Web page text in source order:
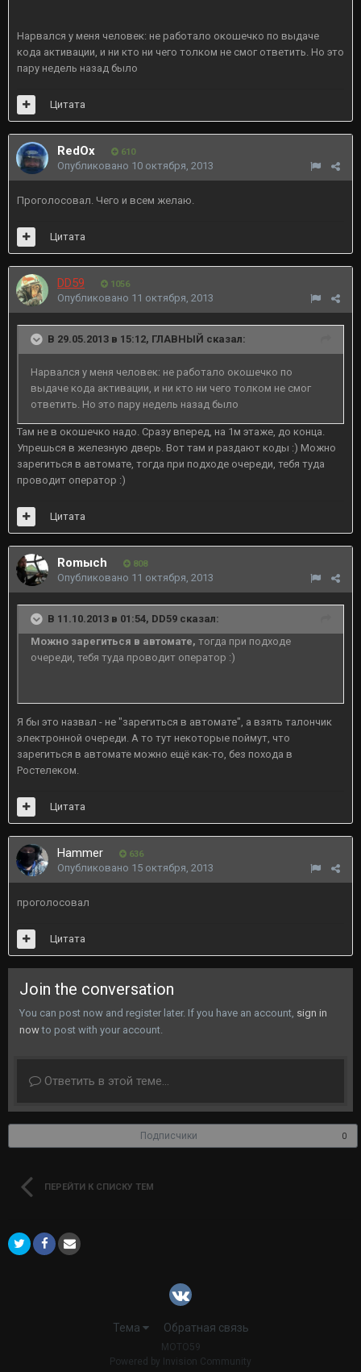
Нарвался у меня человек: не работало окошечко по выдаче
кода активации, и ни кто ни чего толком не смог ответить. Но это
пару недель назад было
Цитата
RedOx 610
Опубликовано 10 октября, 2013
Проголосовал. Чего и всем желаю.
Цитата
DD59 1056
Опубликовано 11 октября, 2013
В 29.05.2013 в 15:12, ГЛАВНЫЙ сказал:
Нарвался у меня человек: не работало окошечко по
выдаче кода активации, и ни кто ни чего толком не смог
ответить. Но это пару недель назад было
Там не в окошечко надо. Сразу вперед, на 1м этаже, до конца.
Упрешься в железную дверь. Вот там и раздают коды :) Можно
зарегиться в автомате, тогда при подходе очереди, тебя туда
проводит оператор :)
Цитата
Romыch 808
Опубликовано 11 октября, 2013
В 11.10.2013 в 01:54, DD59 сказал:
Можно зарегиться в автомате, тогда при подходе
очереди, тебя туда проводит оператор :)
Я бы это назвал - не "зарегиться в автомате", а взять талончик
электронной очереди. А то тут некоторые поймут, что
зарегиться в автомате можно ещё как-то, без похода в
Ростелеком.
Цитата
Hammer 636
Опубликовано 15 октября, 2013
проголосовал
Цитата
Join the conversation
You can post now and register later. If you have an account, sign in
nowto post with your account.
Ответить в этой теме...
Подписчики 0
ПЕРЕЙТИ К СПИСКУ ТЕМ
Тема Обратная связь
MOTO59
Powered by Invision Community